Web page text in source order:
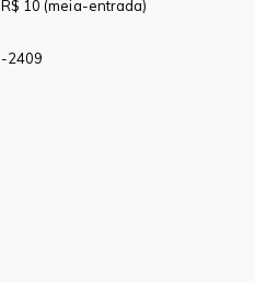
10 (meia-entrada)
2409